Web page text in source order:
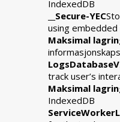
IndexedDB
__Secure-YEC
using
Maksimal
track user’s
Maksimal
IndexedDB